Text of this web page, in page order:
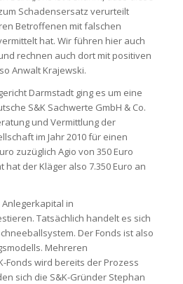
Schadensersatz verurteilt
Betroffenen mit falschen
hat. Wir führen hier auch
rechnen auch dort mit positiven
Anwalt Krajewski.
Darmstadt ging es um eine
S&K Sachwerte GmbH & Co.
und Vermittlung der
im Jahr 2010 für einen
zuzüglich Agio von 350 Euro
hat der Kläger also 7.350 Euro an
Anlegerkapital in
Tatsächlich handelt es sich
Der Fonds ist also
Mehreren
Fonds wird bereits der Prozess
sich die S&K-Gründer Stephan